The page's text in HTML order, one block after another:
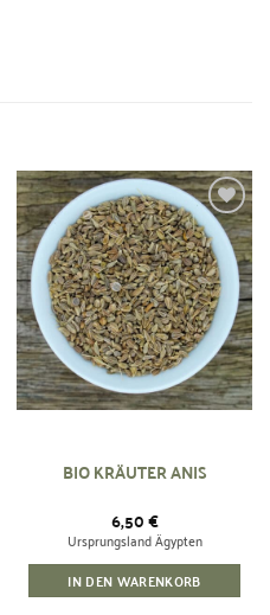
Zur
Wunschliste
hinzufügen
BIO KRÄUTER ANIS
6,50€
Ursprungsland Ägypten
IN DEN WARENKORB